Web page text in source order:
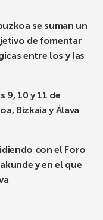
se suman un
de fomentar
entre los y las
9, 10 y 11 de
Bizkaia y Álava
con el Foro
y en el que